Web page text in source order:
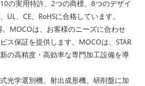
の実用特許、2つの商標、8つのデザイ
UL、CE、RoHSに合格しています。
。MOCOは、お客様のニーズに合わせ
ス保証を提供します。MOCOは、STAR
の高精度・高効率な専門加工設備を導
光学選別機、射出成形機、研削盤に加